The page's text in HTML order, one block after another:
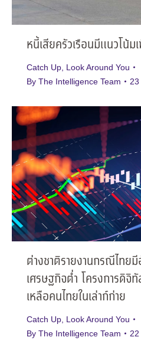
หนี้เสียครัวเรือนมีแนวโน้ม
Catch Up Look Around You
By The Intelligence Team
ต่างชาติรายงานกรณีไทย
เศรษฐกิจต่ำ โครงการดิจิ
เหลือคนไทยในเล่าก์ก่าย
Catch Up Look Around You
By The Intelligence Team